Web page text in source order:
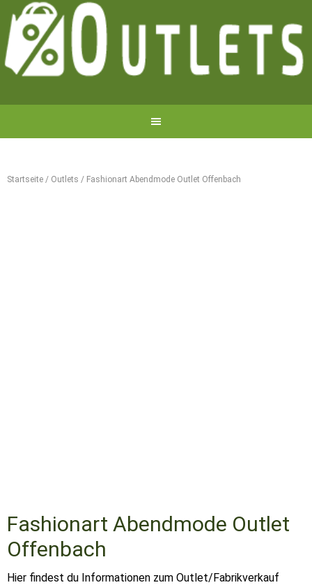
Startseite / Outlets / Fashionart Abendmode Outlet Offenbach
Fashionart Abendmode Outlet
Offenbach
Hier findest du Informationen zum Outlet/Fabrikverkauf